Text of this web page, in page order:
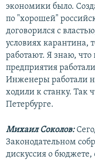
экономики было.
по "хорошей"
договорился с
условиях карантина,
работают. Я знаю,
предприятия
Инженеры работали
ходили к станку. Так
Петербурге.
Михаил Соколов:
Законодательном
дискуссия о